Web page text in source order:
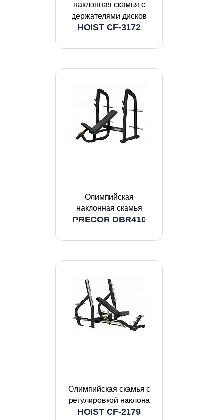
наклонная скамья с
держателями дисков
HOIST CF-3172
Олимпийская
наклонная скамья
PRECOR DBR410
Олимпийская скамья с
регулировкой наклона
HOIST CF-2179